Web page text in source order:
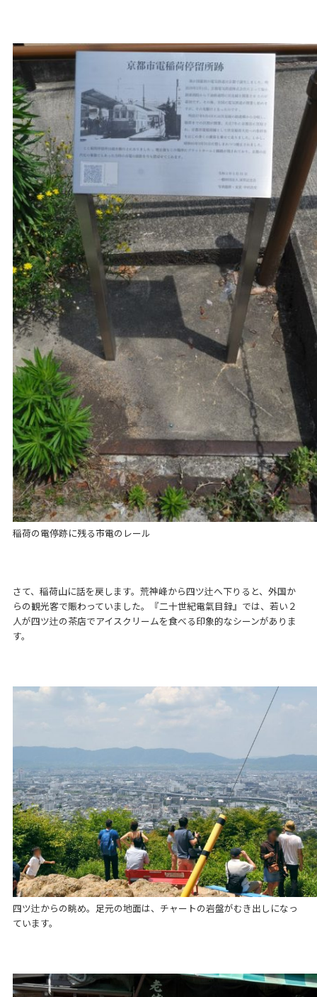
稲荷の電停跡に残る市電のレール
さて、稲荷山に話を戻します。荒神峰から四ツ辻へ下りると、外国か
らの観光客で賑わっていました。『二十世紀電氣目録』では、若い２
人が四ツ辻の茶店でアイスクリームを食べる印象的なシーンがありま
す。
四ツ辻からの眺め。足元の地面は、チャートの岩盤がむき出しになっ
ています。